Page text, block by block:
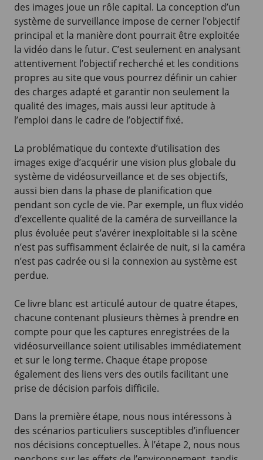
des images joue un rôle capital. La conception d’un
système de surveillance impose de cerner l’objectif
principal et la manière dont pourrait être exploitée
la vidéo dans le futur. C’est seulement en analysant
attentivement l’objectif recherché et les conditions
propres au site que vous pourrez définir un cahier
des charges adapté et garantir non seulement la
qualité des images, mais aussi leur aptitude à
l’emploi dans le cadre de l’objectif fixé.
La problématique du contexte d’utilisation des
images exige d’acquérir une vision plus globale du
système de vidéosurveillance et de ses objectifs,
aussi bien dans la phase de planification que
pendant son cycle de vie. Par exemple, un flux vidéo
d’excellente qualité de la caméra de surveillance la
plus évoluée peut s’avérer inexploitable si la scène
n’est pas suffisamment éclairée de nuit, si la caméra
n’est pas cadrée ou si la connexion au système est
perdue.
Ce livre blanc est articulé autour de quatre étapes,
chacune contenant plusieurs thèmes à prendre en
compte pour que les captures enregistrées de la
vidéosurveillance soient utilisables immédiatement
et sur le long terme. Chaque étape propose
également des liens vers des outils facilitant une
prise de décision parfois difficile.
Dans la première étape, nous nous intéressons à
des scénarios particuliers susceptibles d’influencer
nos décisions conceptuelles. À l’étape 2, nous nous